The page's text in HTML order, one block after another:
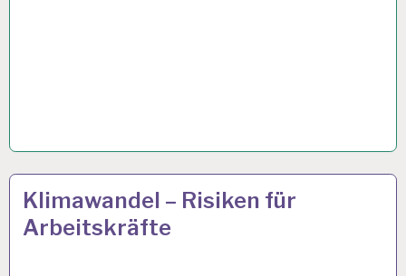
50PLUS…
Klimawandel – Risiken für
Arbeitskräfte
25 APR. 2024